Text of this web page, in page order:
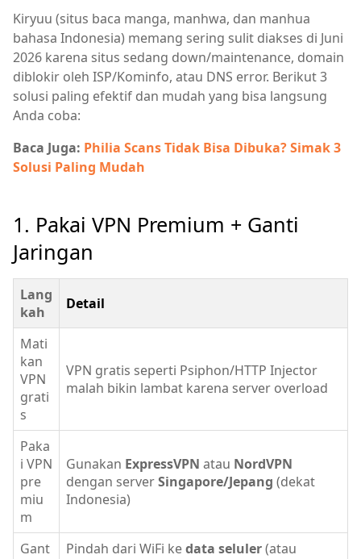
Kiryuu (situs baca manga, manhwa, dan manhua
bahasa Indonesia) memang sering sulit diakses di Juni
2026 karena situs sedang down/maintenance, domain
diblokir oleh ISP/Kominfo, atau DNS error. Berikut 3
solusi paling efektif dan mudah yang bisa langsung
Anda coba:
Baca Juga: Philia Scans Tidak Bisa Dibuka? Simak 3
Solusi Paling Mudah
1. Pakai VPN Premium + Ganti
Jaringan
Lang
kah
Detail
Mati
kan
VPN
grati
s
VPN gratis seperti Psiphon/HTTP Injector
malah bikin lambat karena server overload
Paka
i VPN
pre
miu
m
Gunakan ExpressVPN atau NordVPN
dengan serverSingapore/Jepang (dekat
Indonesia)
Gant
Pindah dari WiFi kedata seluler(atau